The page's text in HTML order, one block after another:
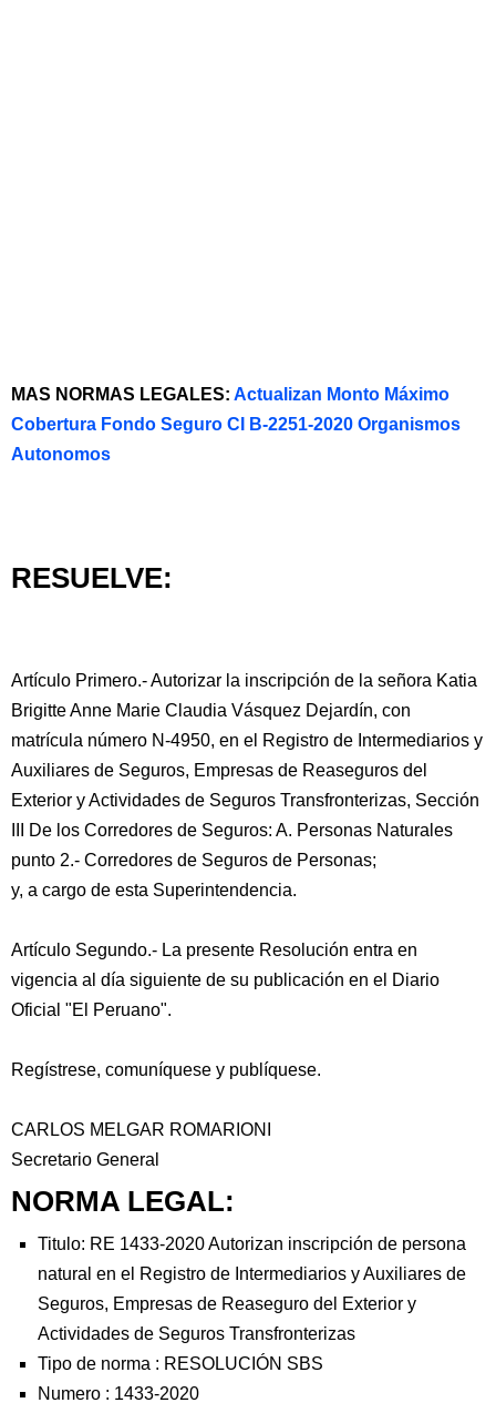
MAS NORMAS LEGALES: Actualizan Monto Máximo
Cobertura Fondo Seguro CI B-2251-2020 Organismos
Autonomos
RESUELVE:
Artículo Primero.- Autorizar la inscripción de la señora Katia
Brigitte Anne Marie Claudia Vásquez Dejardín, con
matrícula número N-4950, en el Registro de Intermediarios y
Auxiliares de Seguros, Empresas de Reaseguros del
Exterior y Actividades de Seguros Transfronterizas, Sección
III De los Corredores de Seguros: A. Personas Naturales
punto 2.- Corredores de Seguros de Personas;
y, a cargo de esta Superintendencia.
Artículo Segundo.- La presente Resolución entra en
vigencia al día siguiente de su publicación en el Diario
Oficial "El Peruano".
Regístrese, comuníquese y publíquese.
CARLOS MELGAR ROMARIONI
Secretario General
NORMA LEGAL:
Titulo: RE 1433-2020 Autorizan inscripción de persona
natural en el Registro de Intermediarios y Auxiliares de
Seguros, Empresas de Reaseguro del Exterior y
Actividades de Seguros Transfronterizas
Tipo de norma : RESOLUCIÓN SBS
Numero : 1433-2020